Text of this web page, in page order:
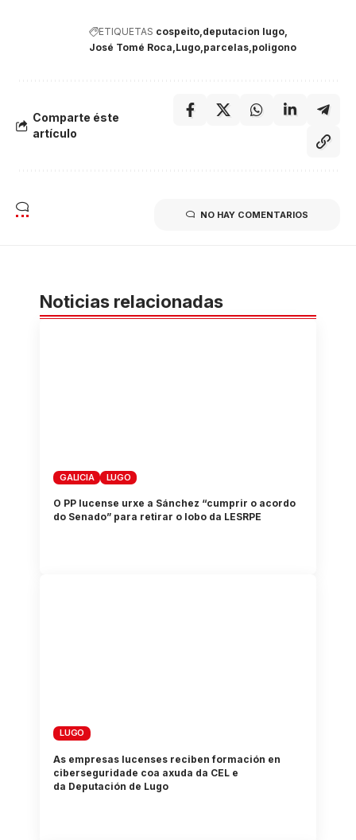
ETIQUETAS cospeito deputacion lugo
José Tomé Roca Lugo parcelas poligono
Comparte éste
artículo
NO HAY COMENTARIOS
Noticias relacionadas
GALICIA LUGO
O PP lucense urxe a Sánchez “cumprir o acordo
do Senado” para retirar o lobo da LESRPE
LUGO
As empresas lucenses reciben formación en
ciberseguridade coa axuda da CEL e
da Deputación de Lugo